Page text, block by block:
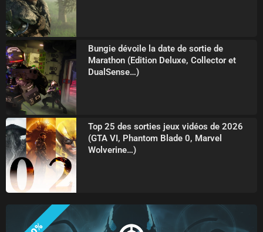
Bungie dévoile la date de sortie de
Marathon (Edition Deluxe, Collector et
DualSense…)
Top 25 des sorties jeux vidéos de 2026
(GTA VI, Phantom Blade 0, Marvel
Wolverine…)